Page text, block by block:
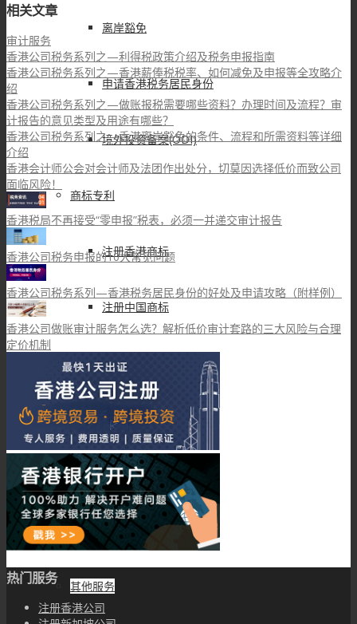
离岸豁免
申请香港税务居民身份
境外投资备案(ODI)
商标专利
注册香港商标
注册中国商标
注册欧盟商标
注册马德里商标
注册美国商标
申请中国专利
其他服务
相关文章
审计服务
香港公司税务系列之—利得税政策介绍及税务申报指南
香港公司税务系列之—香港薪俸税税率、如何减免及申报等全攻略介
绍
香港公司税务系列之—做账报税需要哪些资料？办理时间及流程？审
计报告的意见类型及用途有哪些？
香港公司税务系列之—香港离岸豁免的条件、流程和所需资料等详细
介绍
香港会计师公会对会计师及法团作出处分，切莫因选择低价而致公司
面临风险！
香港税局不再接受“零申报”税表，必须一并递交审计报告
香港公司税务申报的10大常见问题
香港公司税务系列—香港税务居民身份的好处及申请攻略（附样例）
香港公司做账审计服务怎么选？解析低价审计套路的三大风险与合理
定价机制
热门服务
注册香港公司